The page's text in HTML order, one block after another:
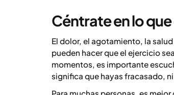
Céntrate en lo
El dolor, el agotamiento, la
pueden hacer que el ejercicio
momentos, es importante
significa que hayas fracasado,